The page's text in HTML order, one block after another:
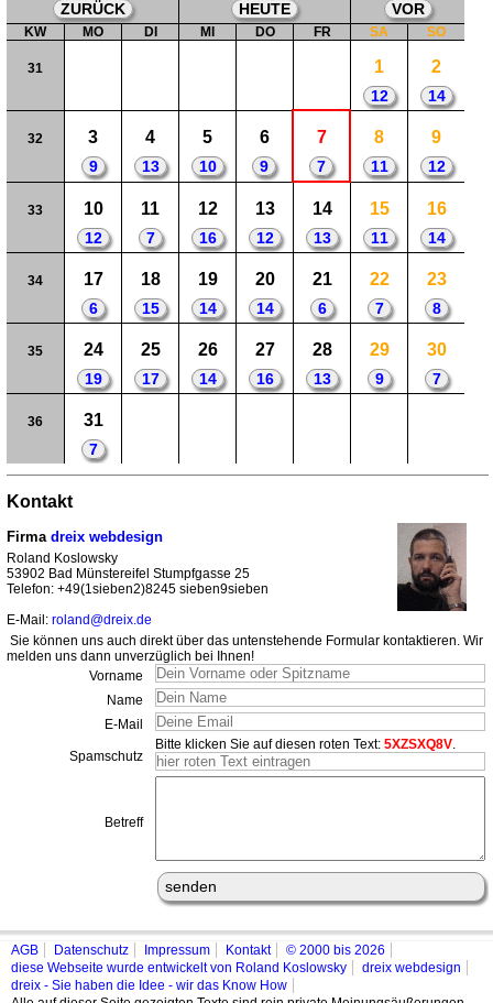
ZURÜCK HEUTE VOR
KW MO DI MI DO FR SA SO
31 1
12
2
14
32 3
9
4
13
5
10
6
9
7
7
8
11
9
12
33 10
12
11
7
12
16
13
12
14
13
15
11
16
14
34 17
6
18
15
19
14
20
14
21
6
22
7
23
8
35 24
19
25
17
26
14
27
16
28
13
29
9
30
7
36 31
7
Kontakt
Firma dreix webdesign
Roland Koslowsky
53902 Bad Münstereifel Stumpfgasse 25
Telefon: +49(1sieben2)8245 sieben9sieben
E-Mail: roland@dreix.de
Sie können uns auch direkt über das untenstehende Formular kontaktieren. Wir
melden uns dann unverzüglich bei Ihnen!
Vorname
Name
E-Mail
Spamschutz
Bitte klicken Sie auf diesen roten Text: 5XZSXQ8V.
Betreff
AGB Datenschutz Impressum Kontakt
© 2000 bis 2026
diese Webseite wurde entwickelt von Roland Koslowsky
dreix webdesign
dreix - Sie haben die Idee - wir das Know How